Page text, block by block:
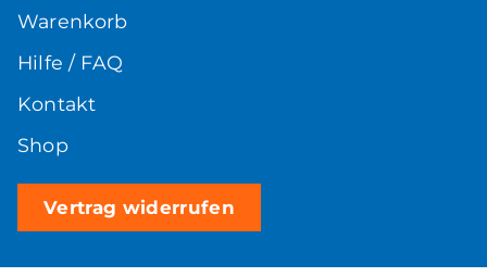
Warenkorb
Hilfe / FAQ
Kontakt
Shop
Vertrag widerrufen